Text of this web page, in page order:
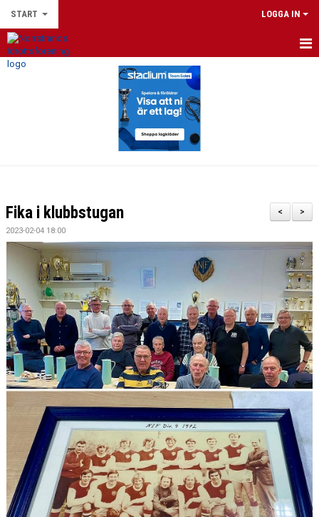
START LOGGA IN
HEM
LEEDS UNITED FOOTBALL SCHOOL 2026
NIF:S FOTBOLLSKOLLO 2026
VÅRA LAG
MATCHER
UNGDOMSDOMARE 2026
OM OSS
>
<
Fika i klubbstugan
2023-02-04 18:00